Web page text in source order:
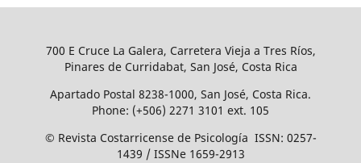
700 E Cruce La Galera, Carretera Vieja a Tres Ríos,
Pinares de Curridabat, San José, Costa Rica
Apartado Postal 8238-1000, San José, Costa Rica.
Phone: (+506) 2271 3101 ext. 105
© Revista Costarricense de Psicología ISSN: 0257-
1439 / ISSNe 1659-2913